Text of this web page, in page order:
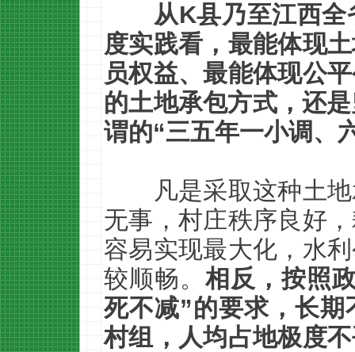
从K县乃至江西
度实践看，最能体现
员权益、最能体现公
的土地承包方式，还
谓的“三五年一小调、
凡是采取这种土
无事，村庄秩序良好
容易实现最大化，水
较顺畅。 相反，按照
死不减”的要求，长
村组，人均占地极度